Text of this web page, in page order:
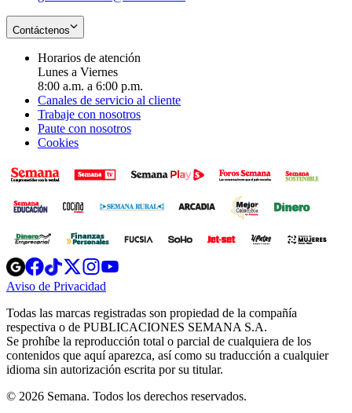
Contáctenos
Horarios de atención
Lunes a Viernes
8:00 a.m. a 6:00 p.m.
Canales de servicio al cliente
Trabaje con nosotros
Paute con nosotros
Cookies
Opens
in
new
Opens
in
new
Opens
in
new
window
Opens
new
windowwindow
Aviso de Privacidad
new
window
Todas las marcas registradas son propiedad de la compañía
respectiva o de PUBLICACIONES SEMANA S.A.
Se prohíbe la reproducción total o parcial de cualquiera de los
contenidos que aquí aparezca, así como su traducción a cualquier
idioma sin autorización escrita por su titular.
© 2026 Semana. Todos los derechos reservados.